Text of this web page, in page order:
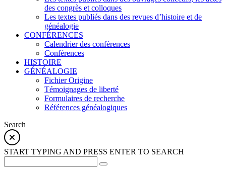
des congrès et colloques
Les textes publiés dans des revues d’histoire et de
généalogie
CONFÉRENCES
Calendrier des conférences
Conférences
HISTOIRE
GÉNÉALOGIE
Fichier Origine
Témoignages de liberté
Formulaires de recherche
Références généalogiques
Search
START TYPING AND PRESS ENTER TO SEARCH